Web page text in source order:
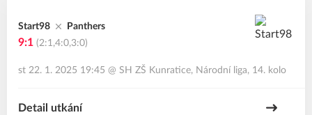
Start98 Panthers
9:1 (2:1,4:0,3:0)
st 22. 1. 2025 19:45 @ SH ZŠ Kunratice, Národní liga, 14. kolo
Detail utkání